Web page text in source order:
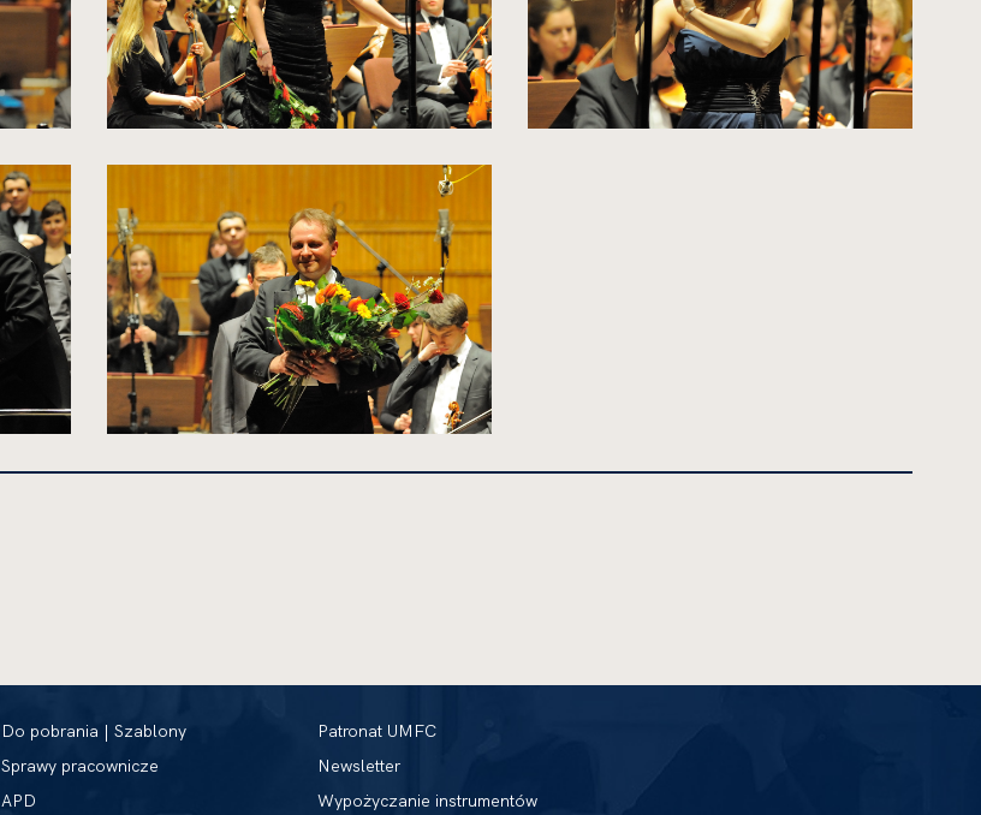
spowoduje
zdjęcia
do
rozmiarów
oryginalnych
spowoduje
Do pobrania | Szablony
Sprawy pracownicze
APD
Patronat UMFC
Newsletter
Wypożyczanie instrumentów